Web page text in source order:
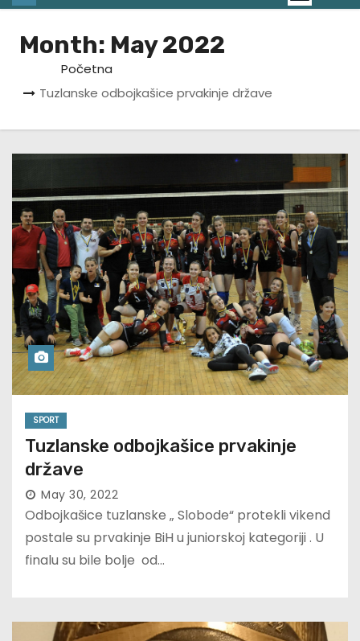
Month: May 2022
Početna
Tuzlanske odbojkašice prvakinje države
SPORT
Tuzlanske odbojkašice prvakinje
države
May 30, 2022
Odbojkašice tuzlanske „ Slobode“ protekli vikend
postale su prvakinje BiH u juniorskoj kategoriji . U
finalu su bile bolje od…